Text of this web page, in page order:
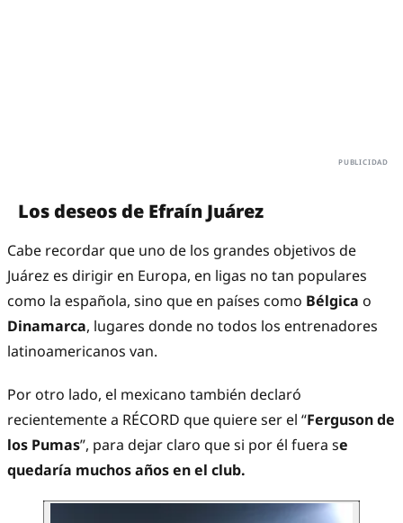
Los deseos de Efraín Juárez
Cabe recordar que uno de los grandes objetivos de
Juárez es dirigir en Europa, en ligas no tan populares
como la española, sino que en países como Bélgica o
Dinamarca, lugares donde no todos los entrenadores
latinoamericanos van.
Por otro lado, el mexicano también declaró
recientemente a RÉCORD que quiere ser el “Ferguson de
los Pumas”, para dejar claro que si por él fuera se
quedaría muchos años en el club.